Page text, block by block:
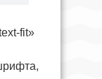
fit»